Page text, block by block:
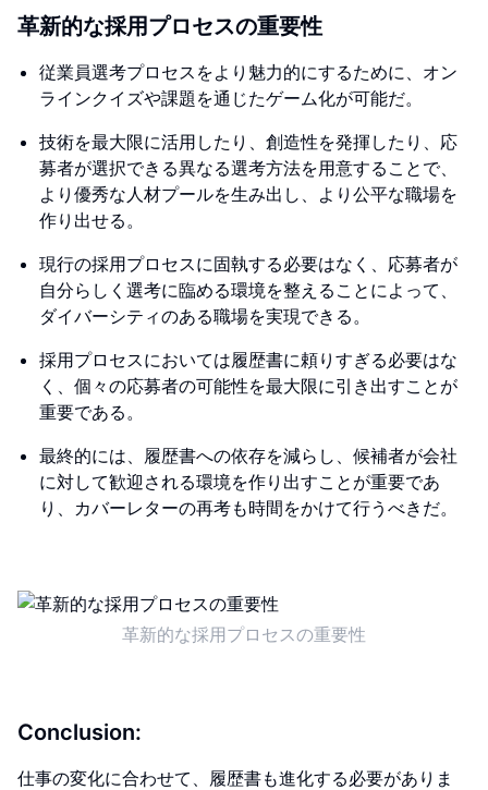
革新的な採用プロセスの重要性
従業員選考プロセスをより魅力的にするために、オン
ラインクイズや課題を通じたゲーム化が可能だ。
技術を最大限に活用したり、創造性を発揮したり、応
募者が選択できる異なる選考方法を用意することで、
より優秀な人材プールを生み出し、より公平な職場を
作り出せる。
現行の採用プロセスに固執する必要はなく、応募者が
自分らしく選考に臨める環境を整えることによって、
ダイバーシティのある職場を実現できる。
採用プロセスにおいては履歴書に頼りすぎる必要はな
く、個々の応募者の可能性を最大限に引き出すことが
重要である。
最終的には、履歴書への依存を減らし、候補者が会社
に対して歓迎される環境を作り出すことが重要であ
り、カバーレターの再考も時間をかけて行うべきだ。
革新的な採用プロセスの重要性
Conclusion:
仕事の変化に合わせて、履歴書も進化する必要がありま